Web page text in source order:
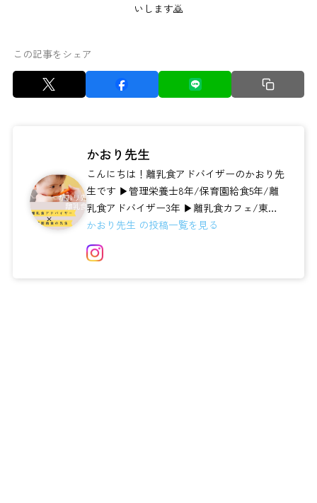
いします🙇
この記事をシェア
かおり先生
こんにちは！離乳食アドバイザーのかおり先
生です ▶︎管理栄養士8年/保育園給食5年/離
乳食アドバイザー3年 ▶︎離乳食カフェ/東
区 地域子育て支援センターみ...
かおり先生 の投稿一覧を見る